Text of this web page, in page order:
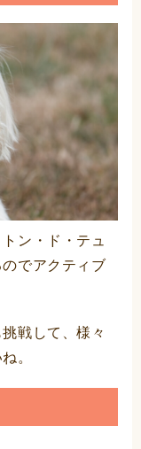
ン・ド・テュ
でアクティブ
戦して、様々
。